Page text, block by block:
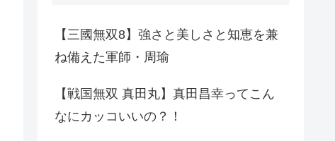
【三國無双8】強さと美しさと知恵を兼
ね備えた軍師・周瑜
【戦国無双 真田丸】真田昌幸ってこん
なにカッコいいの？！